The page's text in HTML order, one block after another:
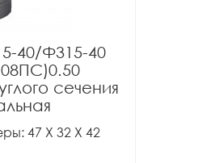
40/Ф315-40
сечения
47 X 32 X 42